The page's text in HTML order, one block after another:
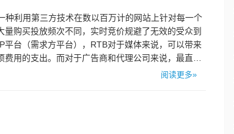
利用第三方技术在数以百万计的网站上针对每一个
购买投放频次不同，实时竞价规避了无效的受众到
台（需求方平台），RTB对于媒体来说，可以带来
用的支出。而对于广告商和代理公司来说，最直接
阅读更多»